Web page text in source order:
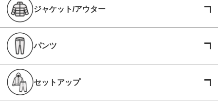
ジャケット/アウター
パンツ
セットアップ